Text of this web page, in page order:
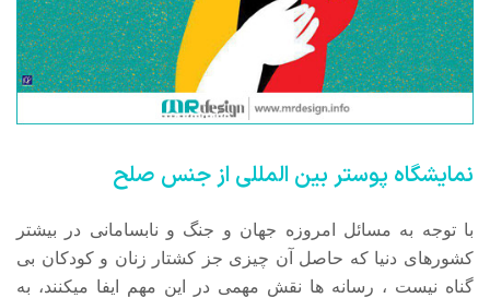
نمایشگاه پوستر بین المللی از جنس صلح
با توجه به مسائل امروزه جهان و جنگ و نابسامانی در بیشتر
کشورهای دنیا که حاصل آن چیزی جز کشتار زنان و کودکان بی
گناه نیست ، رسانه ها نقش مهمی در این مهم ایفا میکنند، به